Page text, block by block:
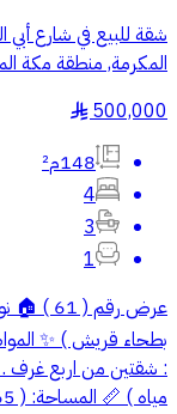
شقة للبيع في شارع
المكرمة, منطقة مكة
500,000
§
148م²
4
3
1
عرض رقم